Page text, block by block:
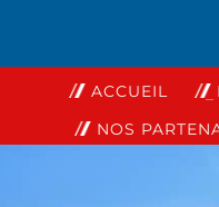
ACCUEIL
NOS